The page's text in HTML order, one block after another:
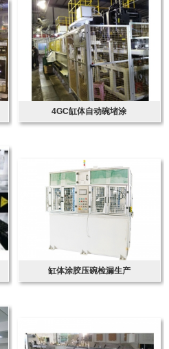
4GC缸体自动碗堵涂
缸体涂胶压碗检漏生产